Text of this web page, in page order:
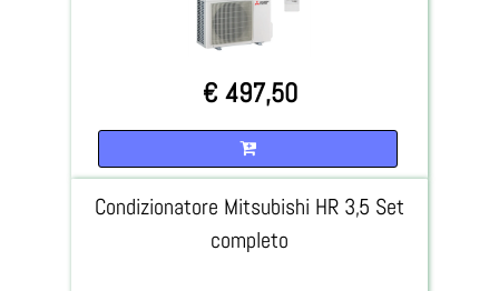
€ 497,50
Condizionatore Mitsubishi HR 3,5 Set
completo